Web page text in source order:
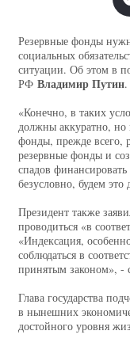
Резервные фонды
социальных
ситуации. Об этом в
РФ Владимир Путин.
«Конечно, в таких
должны аккуратно, но
фонды, прежде всего,
резервные фонды и
спадов
безусловно, будем
Президент также
проводиться «в
«Индексация,
соблюдаться в
принятым законом», -
Глава государства
в нынешних
достойного уровня